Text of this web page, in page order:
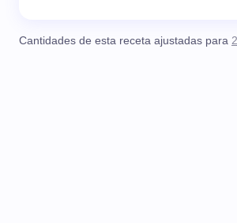
Cantidades de esta receta ajustadas para 2